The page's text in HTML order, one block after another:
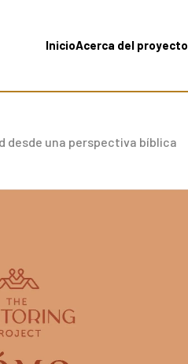
InicioAcerca del proyecto
desde una perspectiva bíblica